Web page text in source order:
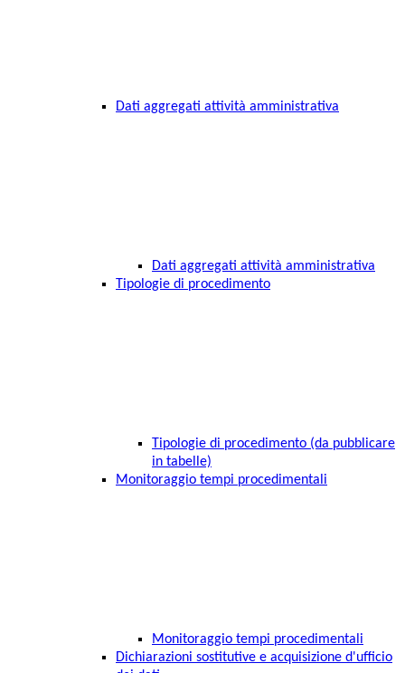
Dati aggregati attività amministrativa
Dati aggregati attività amministrativa
Tipologie di procedimento
Tipologie di procedimento (da pubblicare
in tabelle)
Monitoraggio tempi procedimentali
Monitoraggio tempi procedimentali
Dichiarazioni sostitutive e acquisizione d'ufficio